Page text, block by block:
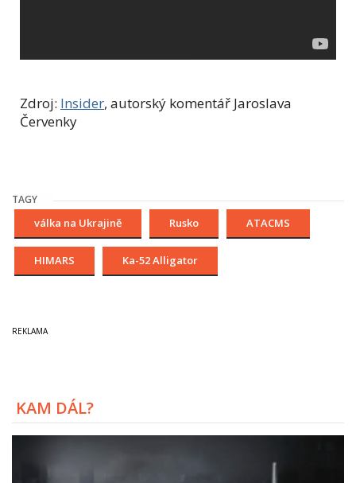
Zdroj: Insider, autorský komentář Jaroslava
Červenky
TAGY
válka na Ukrajině Rusko ATACMS
HIMARS Ka-52 Alligator
KAM DÁL?